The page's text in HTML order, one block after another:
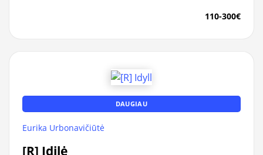
110-300€
DAUGIAU
Eurika Urbonavičiūtė
[R] Idilė